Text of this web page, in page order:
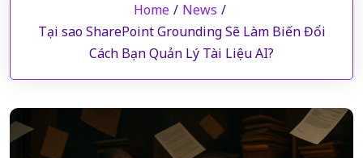
Home / News /
Tại sao SharePoint Grounding Sẽ Làm Biến Đổi
Cách Bạn Quản Lý Tài Liệu AI?